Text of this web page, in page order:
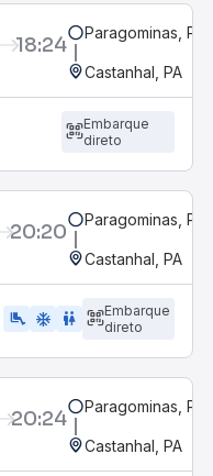
18:24 Paragominas, PA
Castanhal, PA
Embarque
direto
20:20 Paragominas, PA
Castanhal, PA
airline_seat_legroom_extra ac_unit WC
Embarque
direto
20:24 Paragominas, PA
Castanhal, PA